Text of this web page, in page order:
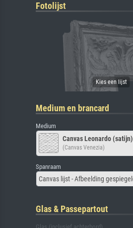
Fotolijst
Medium en brancard
Medium
Canvas Leonardo (satijn)
(Canvas Venezia)
Spanraam
Glas & Passepartout